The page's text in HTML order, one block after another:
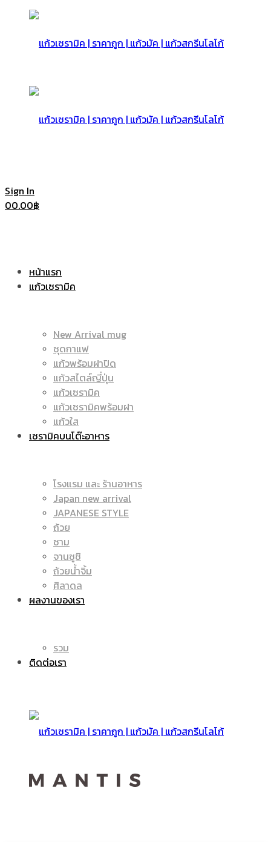
|
แก้ว
แก้ว
สกรีน
ราคา
แก้ว
|
แก้ว
Sign In
00.00฿
หน้าแรก
แก้วเซรามิค
New Arrival mug
ชุดกาแฟ
แก้วพร้อมฝาปิด
แก้วสไตล์ญี่ปุ่น
แก้วเซรามิค
แก้วเซรามิคพร้อมฝา
แก้วใส
เซรามิคบนโต๊ะอาหาร
โรงแรม และ ร้านอาหาร
Japan new arrival
JAPANESE STYLE
ถ้วย
ชาม
จานซูชิ
ถ้วยน้ำจิ้ม
ศิลาดล
ผลงานของเรา
รวม
ติดต่อเรา